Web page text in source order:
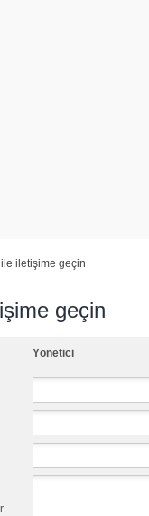
iletişime geçin
geçin
Yönetici